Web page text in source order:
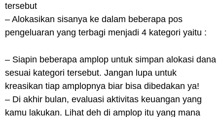
tersebut
– Alokasikan sisanya ke dalam beberapa pos
pengeluaran yang terbagi menjadi 4 kategori yaitu :
– Siapin beberapa amplop untuk simpan alokasi dana
sesuai kategori tersebut. Jangan lupa untuk
kreasikan tiap amplopnya biar bisa dibedakan ya!
– Di akhir bulan, evaluasi aktivitas keuangan yang
kamu lakukan. Lihat deh di amplop itu yang mana